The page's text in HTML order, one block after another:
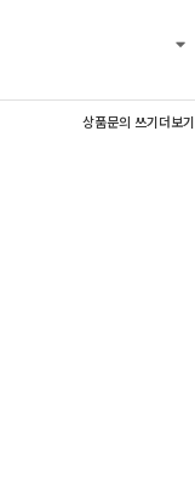
상품문의 쓰기더보기